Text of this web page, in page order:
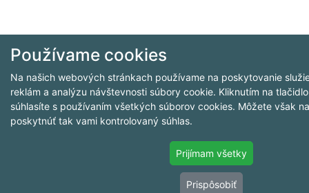
Používame cookies
Na našich webových stránkach používame na poskytovanie
reklám a analýzu návštevnosti súbory cookie. Kliknutím na
súhlasíte s používaním všetkých súborov cookies. Môžete však
poskytnúť tak vami kontrolovaný súhlas.
Prijímam všetky
Prispôsobiť